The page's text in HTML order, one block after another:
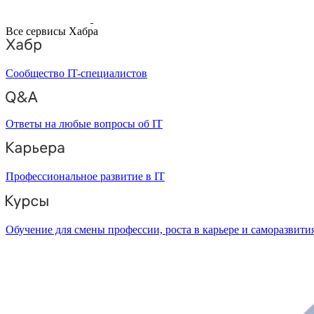
Все сервисы Хабра
Сообщество IT-специалистов
Ответы на любые вопросы об IT
Профессиональное развитие в IT
Обучение для смены профессии, роста в карьере и